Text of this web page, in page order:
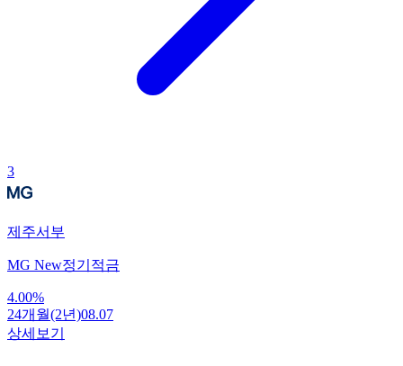
3
제주서부
MG New정기적금
4.00%
24개월(2년)08.07
상세보기